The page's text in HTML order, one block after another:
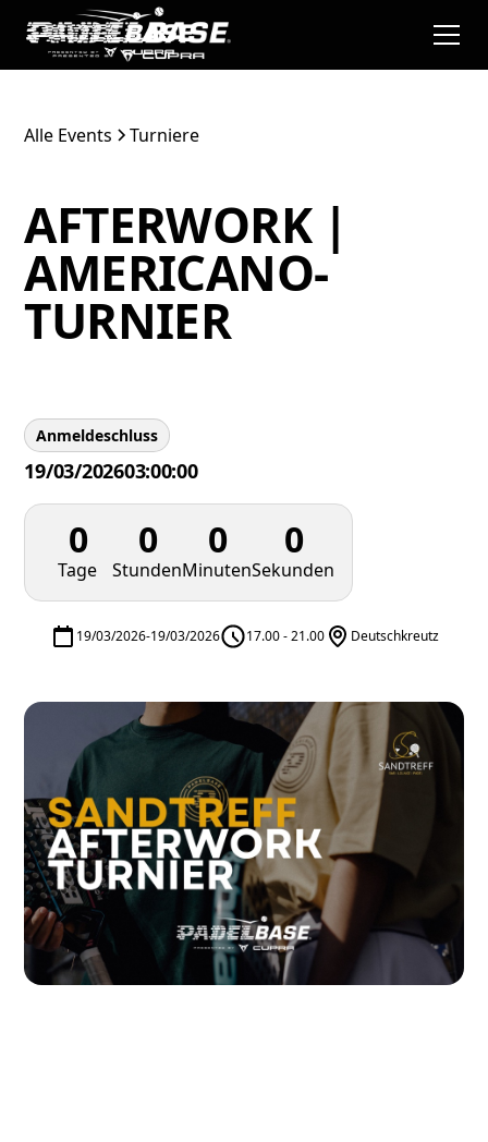
Alle Events Turniere
AFTERWORK |
AMERICANO-
TURNIER
Anmeldeschluss
19/03/202603:00:00
0
Tage
0
Stunden
0
Minuten
0
Sekunden
19/03/2026-19/03/2026 17.00 - 21.00 Deutschkreutz